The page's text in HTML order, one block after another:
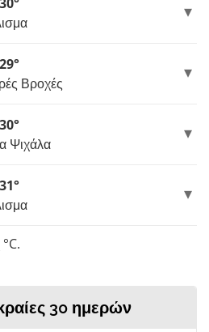
29°
Βροχές
30°
Ψιχάλα
31°
30 ημερών